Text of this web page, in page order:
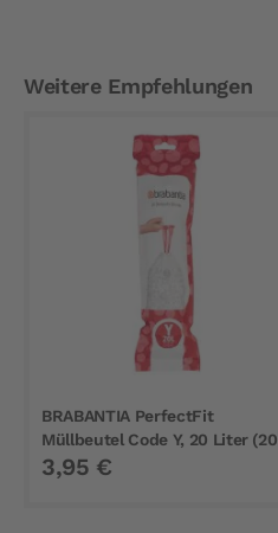
Weitere Empfehlungen
BRABANTIA PerfectFit
Müllbeutel Code Y, 20 Liter (20
Stück)
3,95 €